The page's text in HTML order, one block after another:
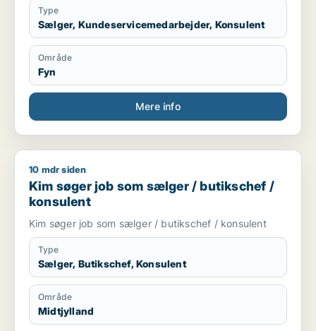
Type
Sælger, Kundeservicemedarbejder, Konsulent
Område
Fyn
Mere info
Kim søger job som sælger / butikschef / konsulent
10 mdr siden
Kim søger job som sælger / butikschef /
konsulent
Kim søger job som sælger / butikschef / konsulent
Type
Sælger, Butikschef, Konsulent
Område
Midtjylland